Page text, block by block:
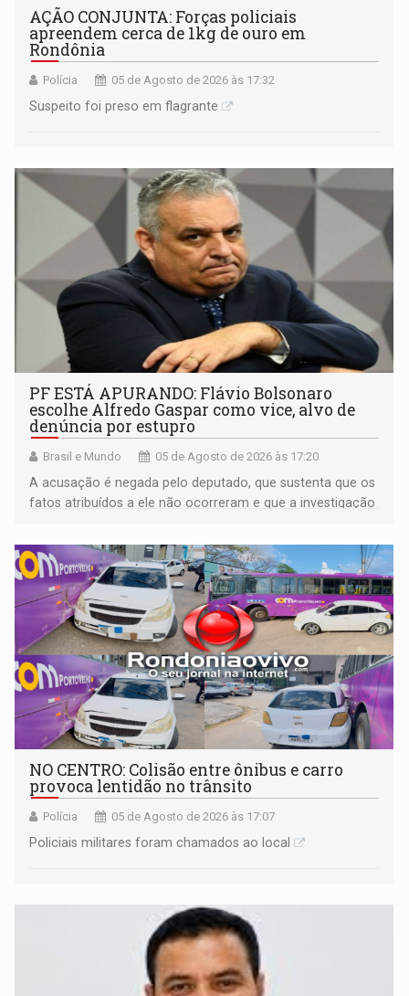
AÇÃO CONJUNTA: Forças policiais
apreendem cerca de 1kg de ouro em
Rondônia
Polícia 05 de Agosto de 2026 às 17:32
Suspeito foi preso em flagrante
PF ESTÁ APURANDO: Flávio Bolsonaro
escolhe Alfredo Gaspar como vice, alvo de
denúncia por estupro
Brasil e Mundo 05 de Agosto de 2026 às 17:20
A acusação é negada pelo deputado, que sustenta que os
fatos atribuídos a ele não ocorreram e que a investigação
NO CENTRO: Colisão entre ônibus e carro
provoca lentidão no trânsito
Polícia 05 de Agosto de 2026 às 17:07
Policiais militares foram chamados ao local